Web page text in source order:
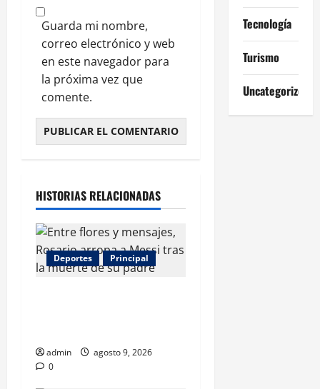
Guarda mi nombre,
correo electrónico y web
en este navegador para
la próxima vez que
comente.
HISTORIAS RELACIONADAS
Deportes Principal
admin
agosto 9, 2026
0
Tecnología
Turismo
Uncategorized